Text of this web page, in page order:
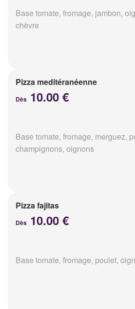
Base tomate, fromage, jambon,
chèvre
Pizza meditéranéenne
Dès 10.00 €
Base tomate, fromage, merguez,
champignons, oignons
Pizza fajitas
Dès 10.00 €
Base tomate, fromage, poulet,